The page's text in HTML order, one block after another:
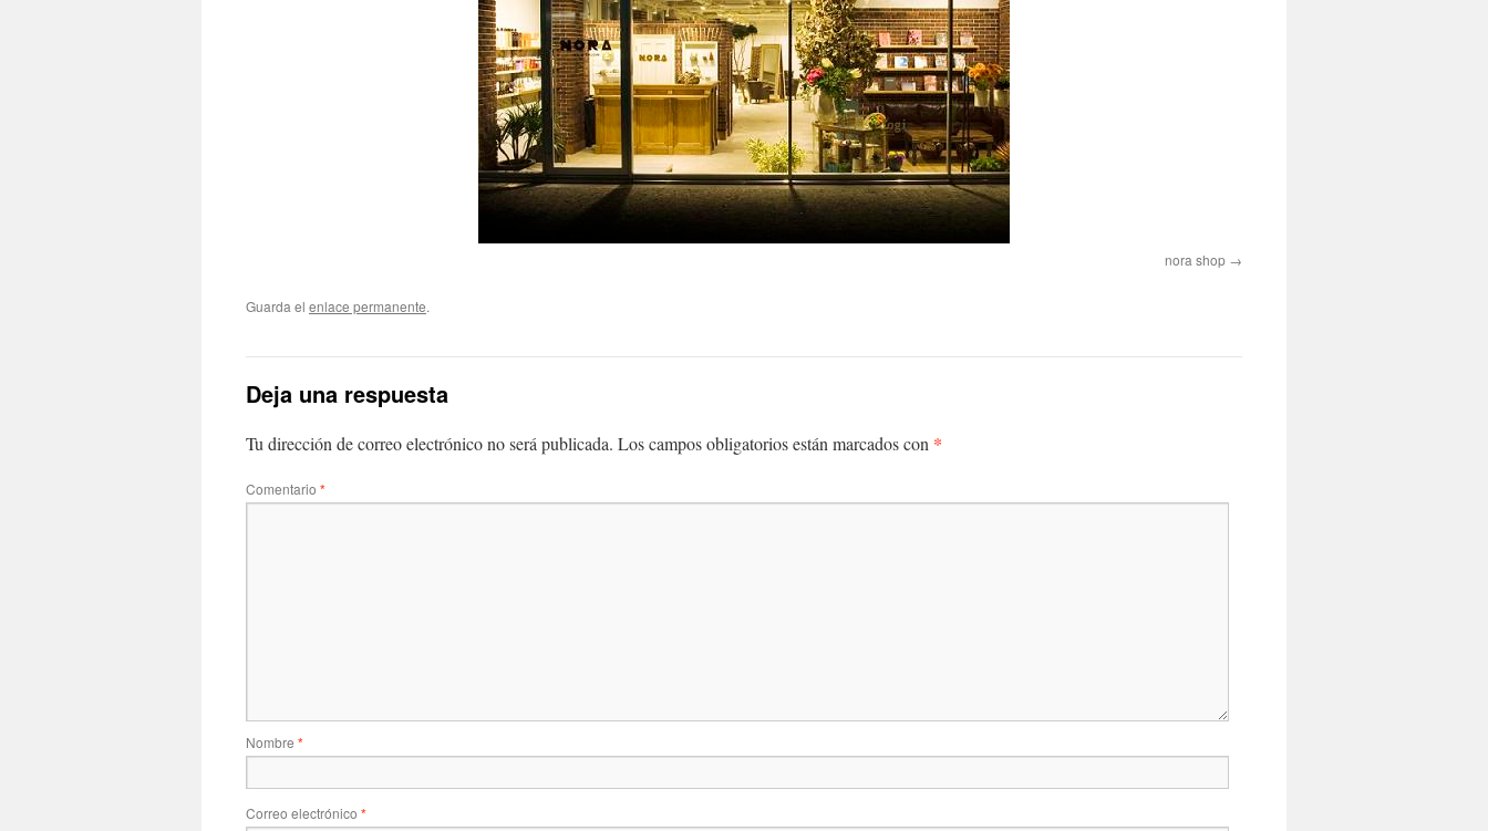
nora shop
Guarda el enlace permanente.
Deja una respuesta
Tu dirección de correo electrónico no será publicada. Los campos obligatorios están marcados con *
Comentario *
Nombre *
Correo electrónico *